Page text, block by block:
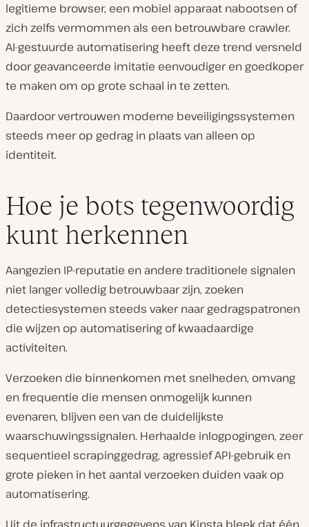
legitieme browser, een mobiel apparaat nabootsen of
zich zelfs vermommen als een betrouwbare crawler.
AI-gestuurde automatisering heeft deze trend versneld
door geavanceerde imitatie eenvoudiger en goedkoper
te maken om op grote schaal in te zetten.
Daardoor vertrouwen moderne beveiligingssystemen
steeds meer op gedrag in plaats van alleen op
identiteit.
Hoe je bots tegenwoordig
kunt herkennen
Aangezien IP-reputatie en andere traditionele signalen
niet langer volledig betrouwbaar zijn, zoeken
detectiesystemen steeds vaker naar gedragspatronen
die wijzen op automatisering of kwaadaardige
activiteiten.
Verzoeken die binnenkomen met snelheden, omvang
en frequentie die mensen onmogelijk kunnen
evenaren, blijven een van de duidelijkste
waarschuwingssignalen. Herhaalde inlogpogingen, zeer
sequentieel scrapinggedrag, agressief API-gebruik en
grote pieken in het aantal verzoeken duiden vaak op
automatisering.
Uit de infrastructuurgegevens van Kinsta bleek dat één